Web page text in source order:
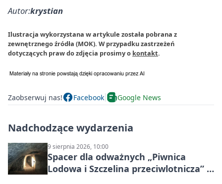
Autor:krystian
Ilustracja wykorzystana w artykule została pobrana z
zewnętrznego źródła (MOK). W przypadku zastrzeżeń
dotyczących praw do zdjęcia prosimy o kontakt.
Zaobserwuj nas! Facebook Google News
Nadchodzące wydarzenia
9 sierpnia 2026, 10:00
Spacer dla odważnych „Piwnica
Lodowa i Szczelina przeciwlotnicza” –